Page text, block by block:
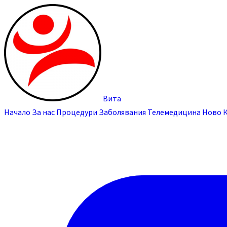
Вита
Начало За нас Процедури Заболявания Телемедицина Ново